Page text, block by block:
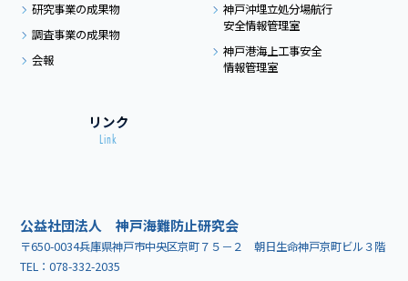
研究事業の成果物
調査事業の成果物
会報
神戸沖埋立処分場航行
安全情報管理室
神戸港海上工事安全
情報管理室
リンク
Link
公益社団法人 神戸海難防止研究会
〒650-0034兵庫県神戸市中央区京町７５－２ 朝日生命神戸京町ビル３階
TEL：078-332-2035